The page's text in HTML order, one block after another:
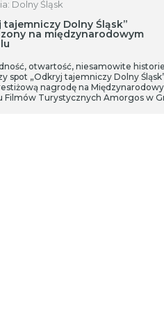
Dolny Śląsk
tajemniczy Dolny Śląsk”
na międzynarodowym
otwartość, niesamowite
spot „Odkryj tajemniczy Dolny
nagrodę na
Filmów Turystycznych Amorgos w